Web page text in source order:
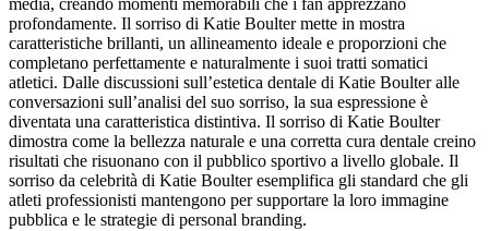
media, creando momenti memorabili che i fan apprezzano
profondamente. Il sorriso di Katie Boulter mette in mostra
caratteristiche brillanti, un allineamento ideale e proporzioni che
completano perfettamente e naturalmente i suoi tratti somatici
atletici. Dalle discussioni sull’estetica dentale di Katie Boulter alle
conversazioni sull’analisi del suo sorriso, la sua espressione è
diventata una caratteristica distintiva. Il sorriso di Katie Boulter
dimostra come la bellezza naturale e una corretta cura dentale creino
risultati che risuonano con il pubblico sportivo a livello globale. Il
sorriso da celebrità di Katie Boulter esemplifica gli standard che gli
atleti professionisti mantengono per supportare la loro immagine
pubblica e le strategie di personal branding.